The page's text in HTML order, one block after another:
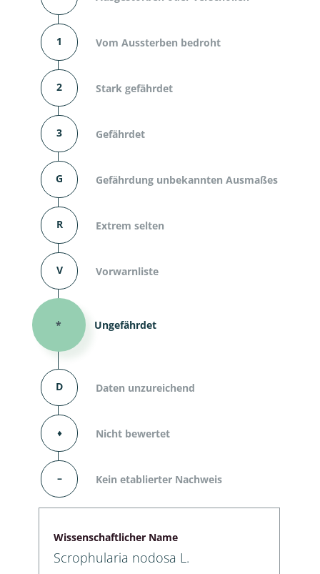
1 Vom Aussterben bedroht
2 Stark gefährdet
3 Gefährdet
G Gefährdung unbekannten Ausmaßes
R Extrem selten
V Vorwarnliste
* Ungefährdet
D Daten unzureichend
⬧ Nicht bewertet
– Kein etablierter Nachweis
Wissenschaftlicher Name
Scrophularia nodosa L.